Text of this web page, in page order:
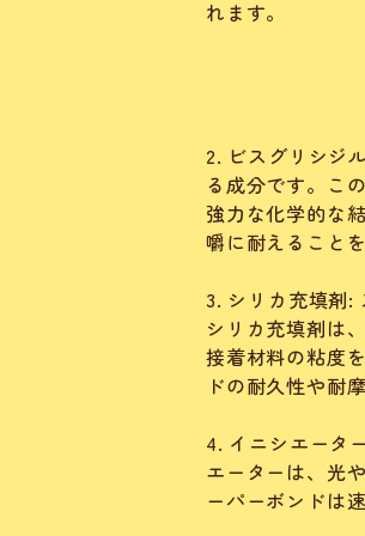
れます。
2. ビスグリシジ
る成分です。こ
強力な化学的な
嚼に耐えること
3. シリカ充填剤:
シリカ充填剤は
接着材料の粘度
ドの耐久性や耐
4. イニシエータ
エーターは、光
ーパーボンドは